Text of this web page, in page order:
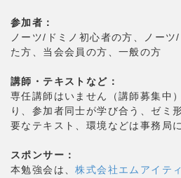
参加者：
ノーツ/ドミノ初心者の方、ノー
た方、当会会員の方、一般の方
講師・テキストなど：
専任講師はいません（講師募集中
り、参加者同士が学び合う、ゼミ
要なテキスト、環境などは事務局
スポンサー：
本勉強会は、株式会社エムアイテ